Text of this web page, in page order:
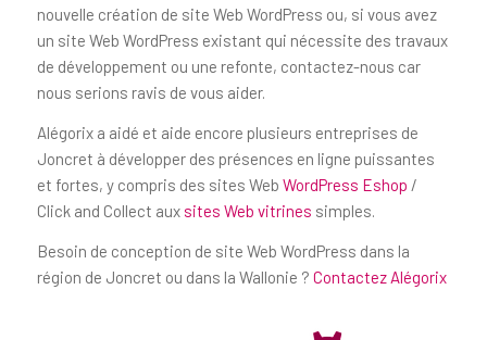
nouvelle création de site Web WordPress ou, si vous avez
un site Web WordPress existant qui nécessite des travaux
de développement ou une refonte, contactez-nous car
nous serions ravis de vous aider.
Alégorix a aidé et aide encore plusieurs entreprises de
Joncret à développer des présences en ligne puissantes
et fortes, y compris des sites Web WordPress Eshop /
Click and Collect aux sites Web vitrines simples.
Besoin de conception de site Web WordPress dans la
région de Joncret ou dans la Wallonie ? Contactez Alégorix